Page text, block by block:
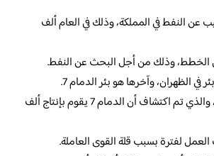
عن النفط في المملكة، وذلك في العام ألف
الخطط، وذلك من أجل البحث عن النفط.
الظهران، وآخرها هو بئر الدمام 7.
وكان ذلك بعد مرور خمسة أعوام من البحث عن النفط، والذي تم اكتشاف أن الدمام 7 يقوم بإنتاج ألف
لفترة بسبب قلة القوى العاملة.